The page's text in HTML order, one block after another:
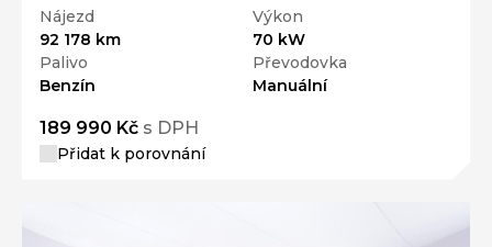
Nájezd
92 178 km
Výkon
70 kW
Palivo
Benzín
Převodovka
Manuální
189 990 Kč s DPH
Přidat k porovnání